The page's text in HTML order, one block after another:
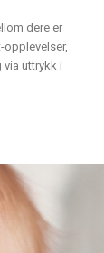
dere er
uttrykk i